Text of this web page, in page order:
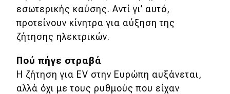
εσωτερικής καύσης. Αντί γι’ αυτό,
προτείνουν κίνητρα για αύξηση της
ζήτησης ηλεκτρικών.
Πού πήγε στραβά
Η ζήτηση για EV στην Ευρώπη αυξάνεται,
αλλά όχι με τους ρυθμούς που είχαν